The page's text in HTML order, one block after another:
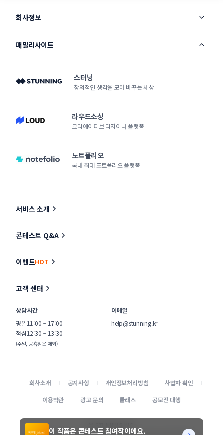
회사정보
패밀리사이트
스터닝
창의적인 생각을 모아 바꾸는 세상
라우드소싱
크리에이티브 디자이너 플랫폼
노트폴리오
국내 최대 포트폴리오 플랫폼
서비스 소개
콘테스트 Q&A
이벤트HOT
고객 센터
상담시간
평일11:00 ~ 17:00
점심12:30 ~ 13:30
(주말, 공휴일은 제외)
이메일
help@stunning.kr
회사소개 공지사항 개인정보처리방침
사업자 확인
이용약관
광고 문의 클래스 공모전 대행
이 작품은 콘테스트 참여작이에요.